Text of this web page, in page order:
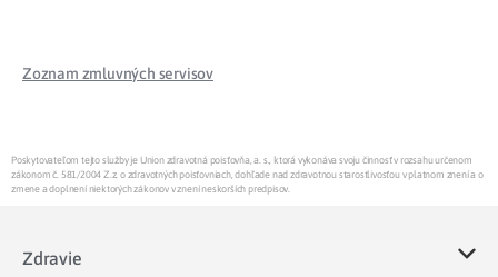
Zoznam zmluvných servisov
Poskytovateľom tejto služby je Union zdravotná poisťovňa, a. s., ktorá vykonáva svoju činnosť v rozsahu určenom
zákonom č. 581/2004 Z.z. o zdravotných poisťovniach, dohľade nad zdravotnou starostlivosťou v platnom znení a o
zmene a doplnení niektorých zákonov v znení neskorších predpisov.
Zdravie